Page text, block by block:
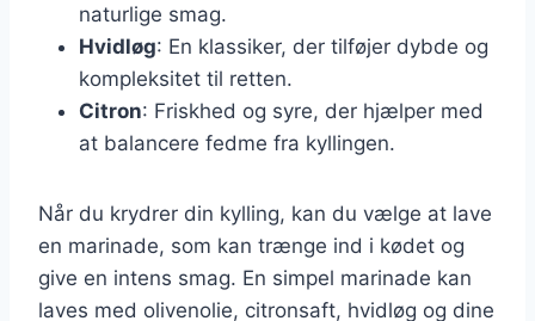
naturlige smag.
Hvidløg: En klassiker, der tilføjer dybde og
kompleksitet til retten.
Citron: Friskhed og syre, der hjælper med
at balancere fedme fra kyllingen.
Når du krydrer din kylling, kan du vælge at lave
en marinade, som kan trænge ind i kødet og
give en intens smag. En simpel marinade kan
laves med olivenolie, citronsaft, hvidløg og dine